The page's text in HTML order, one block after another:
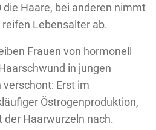
Haare, bei anderen nimmt
Lebensalter ab.
Frauen von hormonell
in jungen
Erst im
Östrogenproduktion,
Haarwurzeln nach.